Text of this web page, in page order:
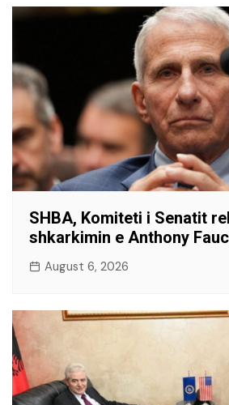
SHBA, Komiteti i Senatit
shkarkimin e Anthony
August 6, 2026